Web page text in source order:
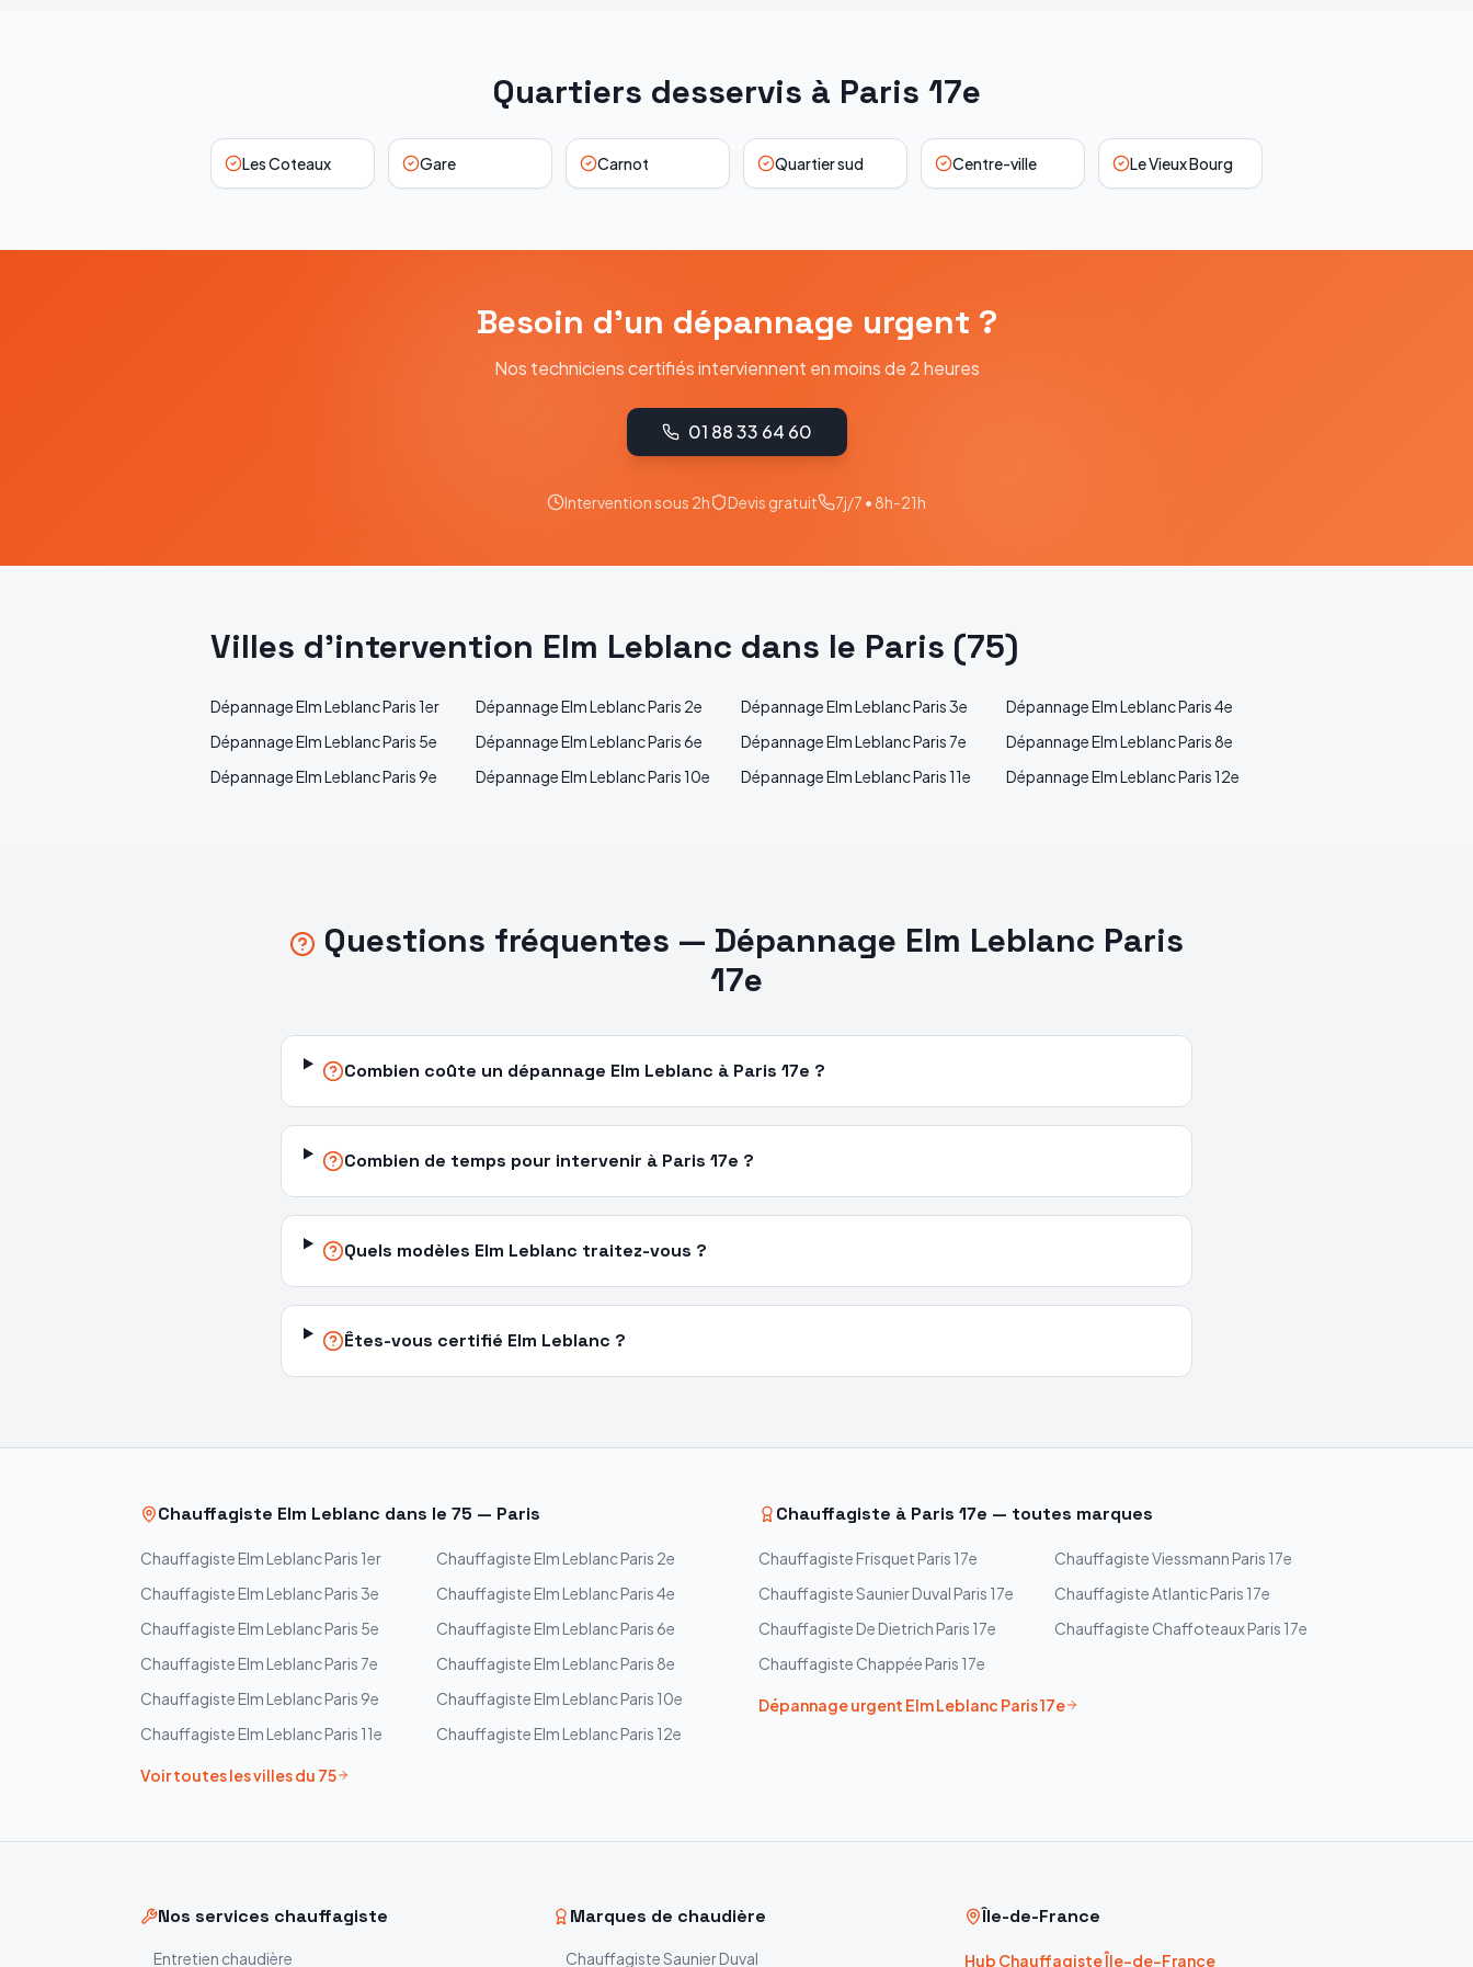
Quartiers desservis à Paris 17e
Les Coteaux Gare Carnot Quartier sud Centre-ville Le Vieux Bourg
Besoin d'un dépannage urgent ?
Nos techniciens certifiés interviennent en moins de 2 heures
01 88 33 64 60
Intervention sous 2h Devis gratuit 7j/7 • 8h-21h
Villes d'intervention Elm Leblanc dans le Paris (75)
DépannageElm LeblancParis 1er DépannageElm LeblancParis 2e DépannageElm LeblancParis 3e DépannageElm LeblancParis 4e
DépannageElm LeblancParis 5e DépannageElm LeblancParis 6e DépannageElm LeblancParis 7e DépannageElm LeblancParis 8e
DépannageElm LeblancParis 9e DépannageElm LeblancParis 10e DépannageElm LeblancParis 11e DépannageElm LeblancParis 12e
Questions fréquentes — Dépannage Elm Leblanc Paris
17e
Combien coûte un dépannage Elm Leblanc à Paris 17e ?
Combien de temps pour intervenir à Paris 17e ?
Quels modèles Elm Leblanc traitez-vous ?
Êtes-vous certifié Elm Leblanc ?
Chauffagiste Elm Leblanc dans le 75 — Paris
Chauffagiste Elm LeblancParis 1er Chauffagiste Elm LeblancParis 2e
Chauffagiste Elm LeblancParis 3e Chauffagiste Elm LeblancParis 4e
Chauffagiste Elm LeblancParis 5e Chauffagiste Elm LeblancParis 6e
Chauffagiste Elm LeblancParis 7e Chauffagiste Elm LeblancParis 8e
Chauffagiste Elm LeblancParis 9e Chauffagiste Elm LeblancParis 10e
Chauffagiste Elm LeblancParis 11e Chauffagiste Elm LeblancParis 12e
Voir toutes les villes du 75
Chauffagiste à Paris 17e — toutes marques
Chauffagiste Frisquet Paris 17e ChauffagisteViessmann Paris 17e
ChauffagisteSaunier Duval Paris 17e ChauffagisteAtlanticParis 17e
Chauffagiste De Dietrich Paris 17e Chauffagiste ChaffoteauxParis 17e
Chauffagiste Chappée Paris 17e
Dépannage urgent Elm Leblanc Paris 17e
Nos services chauffagiste
Entretien chaudière
Marques de chaudière
ChauffagisteSaunier Duval
Île-de-France
Hub Chauffagiste Île-de-France